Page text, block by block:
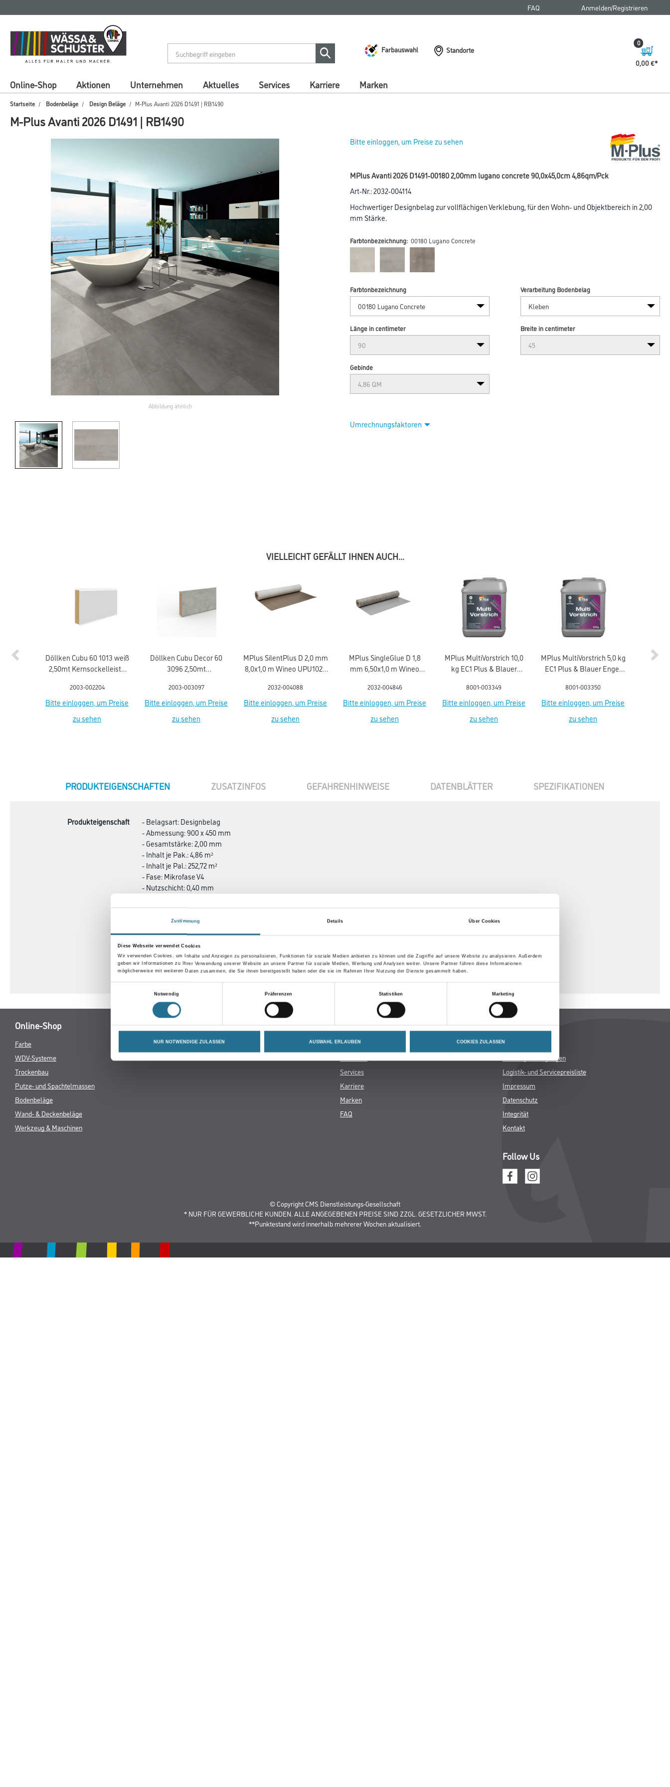
Zustimmung Details Über Cookies
Diese Webseite verwendet Cookies
Wir verwenden Cookies, um Inhalte und Anzeigen zu personalisieren, Funktionen für soziale Medien anbieten zu können und die Zugriffe auf unsere Website zu analysieren. Außerdem
geben wir Informationen zu Ihrer Verwendung unserer Website an unsere Partner für soziale Medien, Werbung und Analysen weiter. Unsere Partner führen diese Informationen
möglicherweise mit weiteren Daten zusammen, die Sie ihnen bereitgestellt haben oder die sie im Rahmen Ihrer Nutzung der Dienste gesammelt haben.
Notwendig
Präferenzen Statistiken Marketing
NUR NOTWENDIGE ZULASSEN AUSWAHL ERLAUBEN COOKIES ZULASSEN
springen
springen
FAQ Anmelden/Registrieren
Farbauswahl
Standorte
0,00 €
0
Online-Shop Aktionen Unternehmen Aktuelles Services Karriere Marken
Startseite Bodenbeläge Design Beläge M-Plus Avanti 2026 D1491 | RB1490
M-Plus Avanti 2026 D1491 | RB1490
Abbildung ähnlich
Bitte einloggen, um Preise zu sehen
MPlus Avanti 2026 D1491-00180 2,00mm lugano concrete 90,0x45,0cm 4,86qm/Pck
Art-Nr.:2032-004114
Hochwertiger Designbelag zur vollflächigen Verklebung, für den Wohn- und Objektbereich in 2,00
mm Stärke.
Farbtonbezeichnung: 00180 Lugano Concrete
Farbtonbezeichnung Verarbeitung Bodenbelag
Länge in centimeter Breite in centimeter
Gebinde
Umrechnungsfaktoren
VIELLEICHT GEFÄLLT IHNEN AUCH...
Döllken Cubu 60 1013 weiß
2,50mt Kernsockelleiste
2003-002204
Bitte einloggen, um Preise
zu sehen
Döllken Cubu Decor 60
3096 2,50mt
2003-003097
Bitte einloggen, um Preise
zu sehen
MPlus SilentPlus D 2,0 mm
8,0x1,0 m Wineo UPU1020
2032-004088
Bitte einloggen, um Preise
zu sehen
MPlus SingleGlue D 1,8
mm 6,50x1,0 m Wineo
Mineral
2032-004846
Bitte einloggen, um Preise
zu sehen
MPlus MultiVorstrich 10,0
kg EC1 Plus & Blauer
8001-003349
Bitte einloggen, um Preise
zu sehen
MPlus MultiVorstrich 5,0 kg
EC1 Plus & Blauer Engel
8001-003350
Bitte einloggen, um Preise
zu sehen
CURRENT
PRODUKTEIGENSCHAFTEN ZUSATZINFOS GEFAHRENHINWEISE DATENBLÄTTER SPEZIFIKATIONEN
Produkteigenschaft
- Belagsart: Designbelag
- Abmessung: 900 x 450 mm
- Gesamtstärke: 2,00 mm
- Inhalt je Pak.: 4,86 m²
- Inhalt je Pal.: 252,72 m²
- Fase: Mikrofase V4
- Nutzschicht: 0,40 mm
- Nutzungsklasse: 23 / 32 / 41
- Brandverhalten: Bfl-s1
- Rutschhemmung: R 9
- Trittschalldämmung: 4 dB
- Fußbodenheizung: geeignet, max. 27 °C
Online-Shop
Farbe
WDV-Systeme
Trockenbau
Putze- und Spachtelmassen
Bodenbeläge
Wand- & Deckenbeläge
Werkzeug & Maschinen
Verbrauchsmaterialien
Unternehmen
Services
Karriere
Marken
FAQ
AGB
Nutzungsbedingungen
Logistik- und Servicepreisliste
Impressum
Datenschutz
Integrität
Kontakt
Follow Us
© Copyright CMS Dienstleistungs-Gesellschaft
* NUR FÜR GEWERBLICHE KUNDEN. ALLE ANGEGEBENEN PREISE SIND ZZGL. GESETZLICHER MWST.
**Punktestand wird innerhalb mehrerer Wochen aktualisiert.